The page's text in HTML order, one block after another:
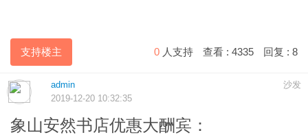
支持楼主 0 人支持 查看 : 4335 回复 : 8
沙发
admin
2019-12-20 10:32:35
象山安然书店优惠大酬宾：